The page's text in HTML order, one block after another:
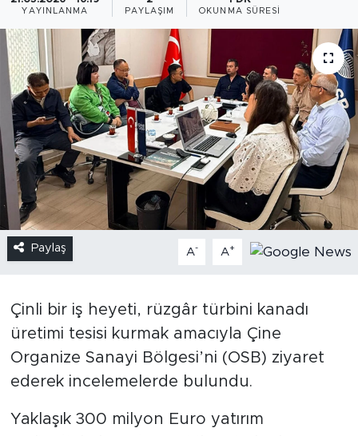
YAYINLANMA PAYLAŞIM OKUNMA SÜRESI
Paylaş A- A+
Çinli bir iş heyeti, rüzgâr türbini kanadı
üretimi tesisi kurmak amacıyla Çine
Organize Sanayi Bölgesi’ni (OSB) ziyaret
ederek incelemelerde bulundu.
Yaklaşık 300 milyon Euro yatırım